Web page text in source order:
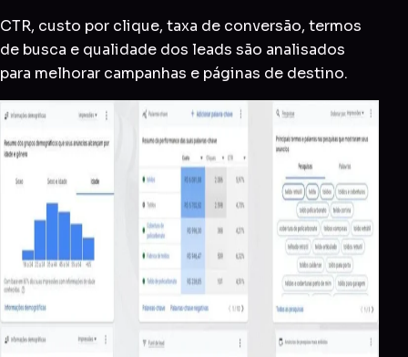
CTR, custo por clique, taxa de conversão, termos
de busca e qualidade dos leads são analisados
para melhorar campanhas e páginas de destino.